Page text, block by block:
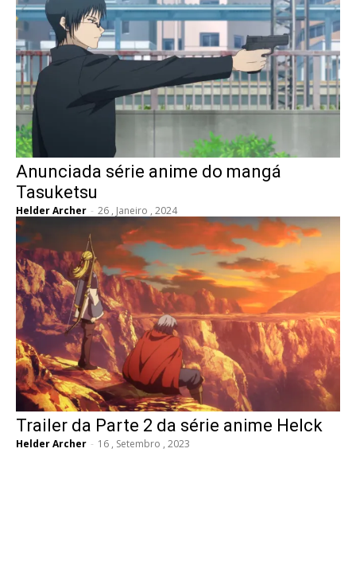
Anunciada série anime do mangá
Tasuketsu
Helder Archer - 26 , Janeiro , 2024
Trailer da Parte 2 da série anime Helck
Helder Archer - 16 , Setembro , 2023